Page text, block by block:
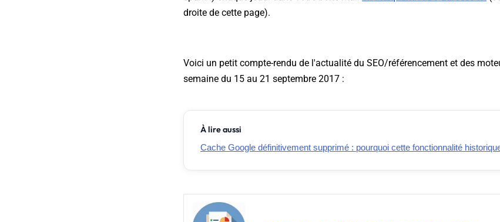
droite de cette page).
Voici un petit compte-rendu de l'actualité du SEO/référencement et des
semaine du 15 au 21 septembre 2017 :
À lire aussi
Cache Google définitivement supprimé : pourquoi cette fonctionnalité